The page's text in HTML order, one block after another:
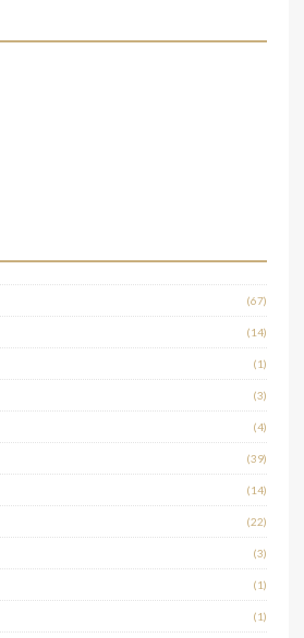
(67)
(14)
(1)
(3)
(4)
(39)
(14)
(22)
(3)
(1)
(1)